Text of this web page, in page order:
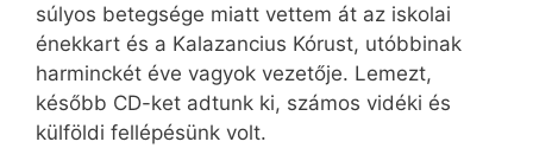
súlyos betegsége miatt vettem át az iskolai
énekkart és a Kalazancius Kórust, utóbbinak
harminckét éve vagyok vezetője. Lemezt,
később CD-ket adtunk ki, számos vidéki és
külföldi fellépésünk volt.